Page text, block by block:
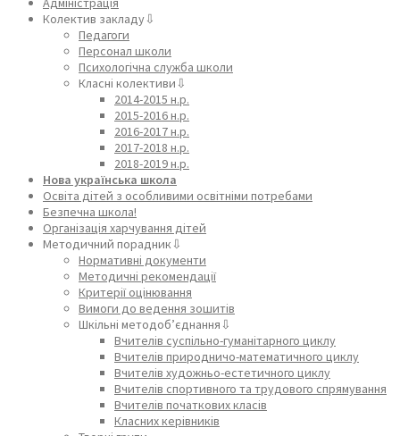
Колектив закладу⇩
Педагоги
Персонал школи
Психологічна служба школи
Класні колективи⇩
2014-2015 н.р.
2015-2016 н.р.
2016-2017 н.р.
2017-2018 н.р.
2018-2019 н.р.
Нова українська школа
Освіта дітей з особливими освітніми потребами
Безпечна школа!
Організація харчування дітей
Методичний порадник⇩
Нормативні документи
Методичні рекомендації
Критерії оцінювання
Вимоги до ведення зошитів
Шкільні методоб’єднання⇩
Вчителів суспільно-гуманітарного циклу
Вчителів природничо-математичного циклу
Вчителів художньо-естетичного циклу
Вчителів спортивного та трудового спрямування
Вчителів початкових класів
Класних керівників